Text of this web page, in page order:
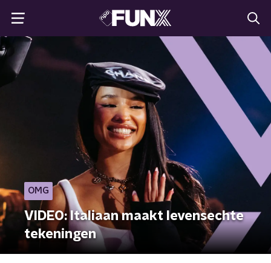
OMG
VIDEO: Italiaan maakt levensechte
tekeningen